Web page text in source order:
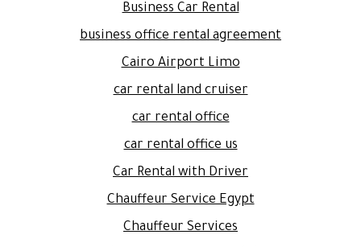
Business Car Rental
business office rental agreement
Cairo Airport Limo
car rental land cruiser
car rental office
car rental office us
Car Rental with Driver
Chauffeur Service Egypt
Chauffeur Services